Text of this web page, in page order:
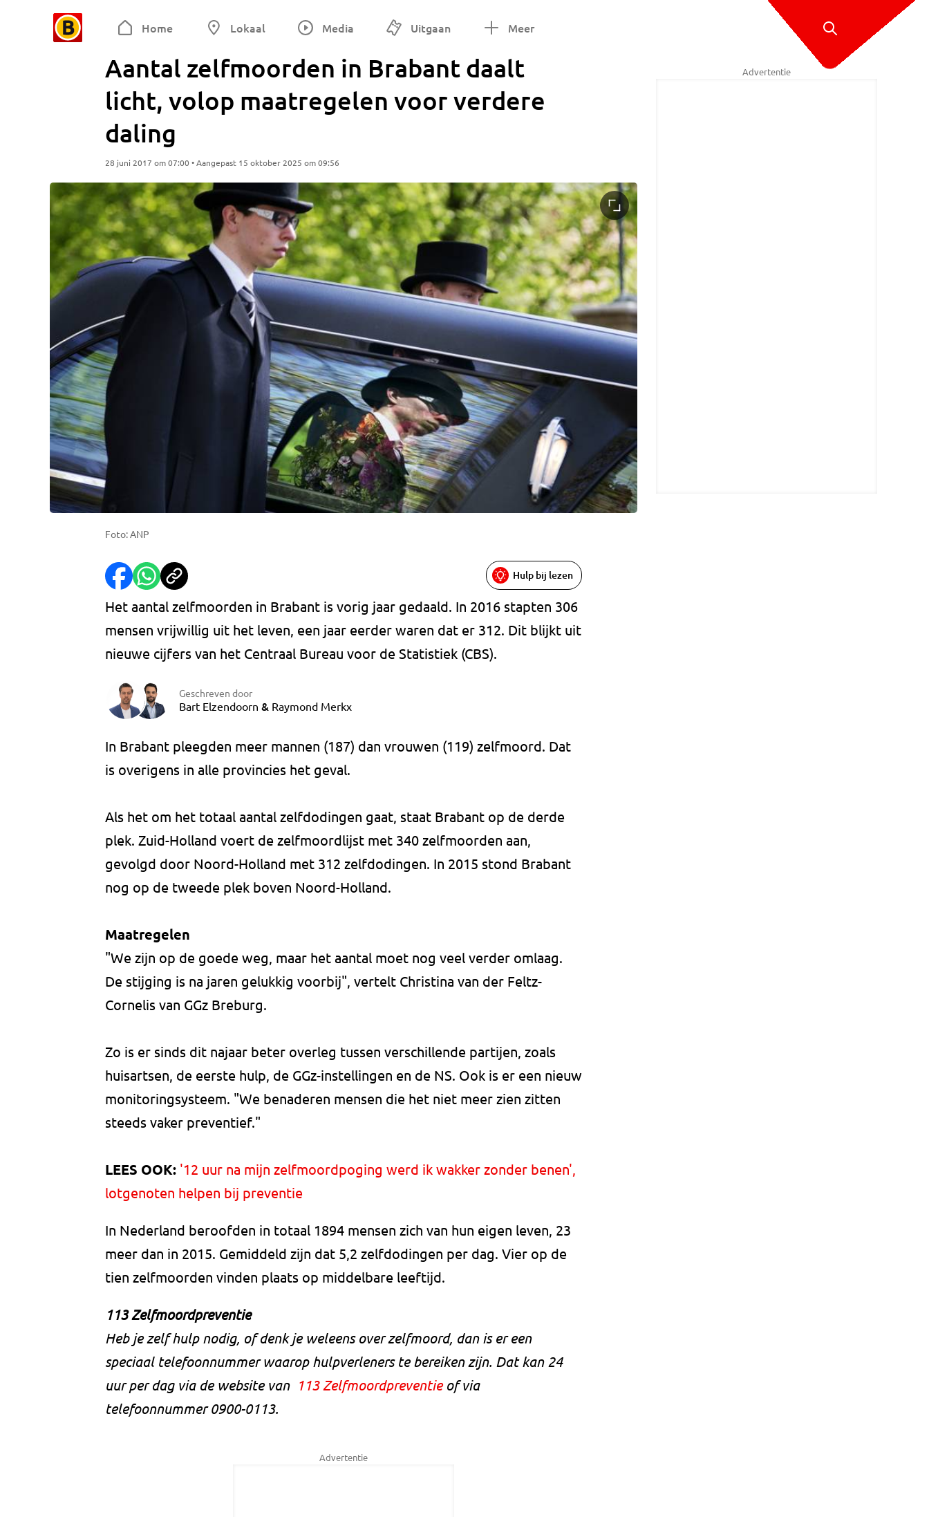
Home Lokaal Media Uitgaan Meer
Aantal zelfmoorden in Brabant daalt
licht, volop maatregelen voor verdere
daling
28 juni 2017 om 07:00 • Aangepast 15 oktober 2025 om 09:56
Foto: ANP
Hulp bij lezen
Het aantal zelfmoorden in Brabant is vorig jaar gedaald. In 2016 stapten 306
mensen vrijwillig uit het leven, een jaar eerder waren dat er 312. Dit blijkt uit
nieuwe cijfers van het Centraal Bureau voor de Statistiek (CBS).
Geschreven door
Bart Elzendoorn & Raymond Merkx
In Brabant pleegden meer mannen (187) dan vrouwen (119) zelfmoord. Dat
is overigens in alle provincies het geval.
Als het om het totaal aantal zelfdodingen gaat, staat Brabant op de derde
plek. Zuid-Holland voert de zelfmoordlijst met 340 zelfmoorden aan,
gevolgd door Noord-Holland met 312 zelfdodingen. In 2015 stond Brabant
nog op de tweede plek boven Noord-Holland.
Maatregelen
"We zijn op de goede weg, maar het aantal moet nog veel verder omlaag.
De stijging is na jaren gelukkig voorbij", vertelt Christina van der Feltz-
Cornelis van GGz Breburg.
Zo is er sinds dit najaar beter overleg tussen verschillende partijen, zoals
huisartsen, de eerste hulp, de GGz-instellingen en de NS. Ook is er een nieuw
monitoringsysteem. "We benaderen mensen die het niet meer zien zitten
steeds vaker preventief."
LEES OOK: '12 uur na mijn zelfmoordpoging werd ik wakker zonder benen',
lotgenoten helpen bij preventie
In Nederland beroofden in totaal 1894 mensen zich van hun eigen leven, 23
meer dan in 2015. Gemiddeld zijn dat 5,2 zelfdodingen per dag. Vier op de
tien zelfmoorden vinden plaats op middelbare leeftijd.
113 Zelfmoordpreventie
Heb je zelf hulp nodig, of denk je weleens over zelfmoord, dan is er een
speciaal telefoonnummer waarop hulpverleners te bereiken zijn. Dat kan 24
uur per dag via de website van 113 Zelfmoordpreventieof via
telefoonnummer 0900-0113.
Advertentie
Advertentie